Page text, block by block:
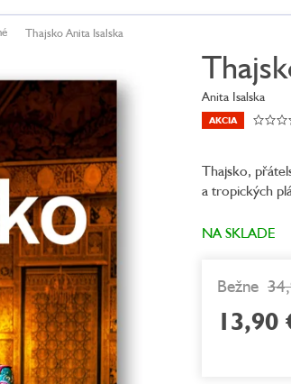
ThajskoAnita Isalska
Anita Isalska
AKCIA
Thajsko,
a tropických
NA SKLADE
13,90